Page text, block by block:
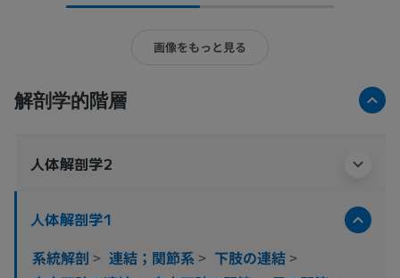
画像をもっと見る
解剖学的階層
人体解剖学2
人体解剖学1
系統解剖 > 連結；関節系> 下肢の連結>